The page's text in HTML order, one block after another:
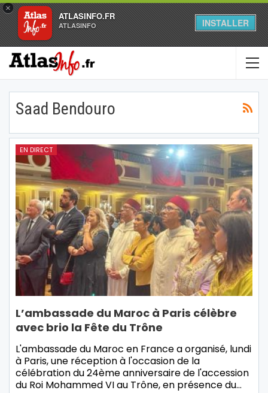
×
ATLASINFO.FR
ATLASINFO INSTALLER
Saad Bendouro
EN DIRECT
L’ambassade du Maroc à Paris célèbre
avec brio la Fête du Trône
L'ambassade du Maroc en France a organisé, lundi
à Paris, une réception à l'occasion de la
célébration du 24ème anniversaire de l'accession
du Roi Mohammed VI au Trône, en présence du…